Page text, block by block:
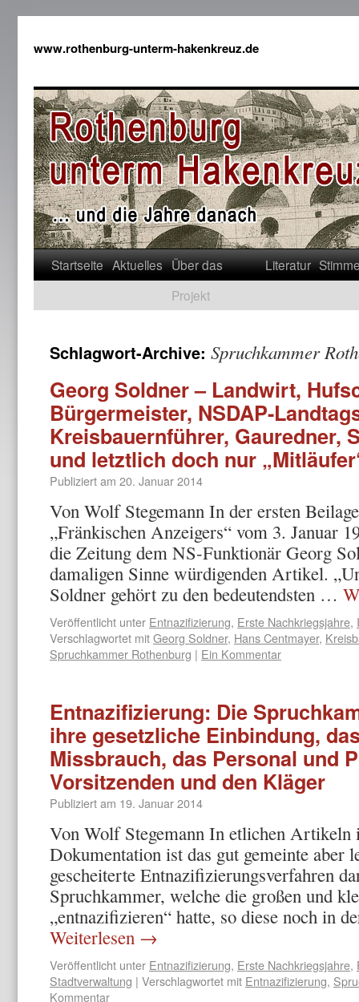
www.rothenburg-unterm-hakenkreuz.de
Startseite Aktuelles Über das
Projekt
Literatur
Schlagwort-Archive: Spruchkammer
Georg Soldner – Landwirt,
Bürgermeister, NSDAP-
Kreisbauernführer, Gauredner,
und letztlich doch nur
Publiziert am 20. Januar 2014
Von Wolf Stegemann In der ersten
„Fränkischen Anzeigers“ vom 3. Januar
die Zeitung dem NS-Funktionär Georg
damaligen Sinne würdigenden Artikel.
Soldner gehört zu den bedeutendsten …
Veröffentlicht unter Entnazifizierung, Erste Nachkriegsjahre,
Verschlagwortet mitGeorg Soldner, Hans Centmayer,
Spruchkammer Rothenburg | Ein Kommentar
Entnazifizierung: Die
ihre gesetzliche Einbindung,
Missbrauch, das Personal und
Vorsitzenden und den Kläger
Publiziert am 19. Januar 2014
Von Wolf Stegemann In etlichen Artikeln
Dokumentation ist das gut gemeinte aber
gescheiterte Entnazifizierungsverfahren
Spruchkammer, welche die großen und
„entnazifizieren“ hatte, so diese noch in
Weiterlesen →
Veröffentlicht unter Entnazifizierung, Erste Nachkriegsjahre,
Stadtverwaltung | Verschlagwortet mit Entnazifizierung,
Kommentar